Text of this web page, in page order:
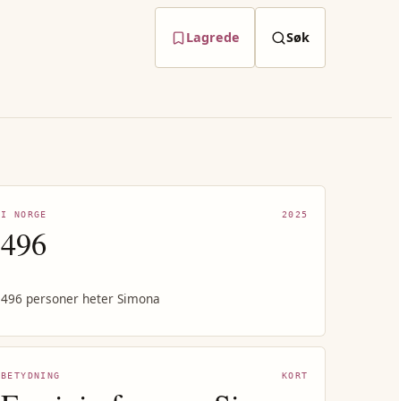
Lagrede Søk
I NORGE 2025
496
496 personer heter Simona
BETYDNING KORT